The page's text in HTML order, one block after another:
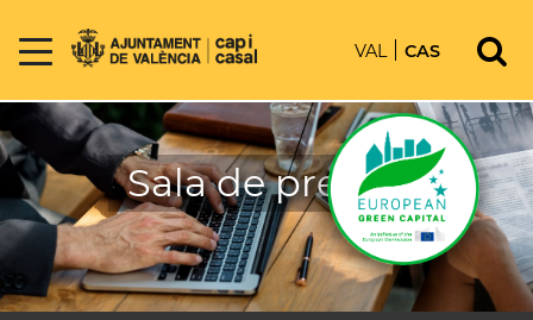
VAL CAS
Sala de prensa